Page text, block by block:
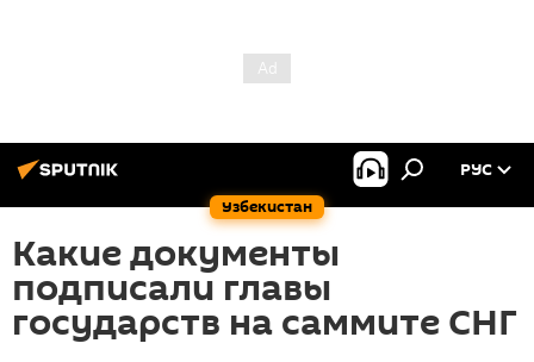
Узбекистан
РУС
Какие документы
подписали главы
государств на саммите СНГ